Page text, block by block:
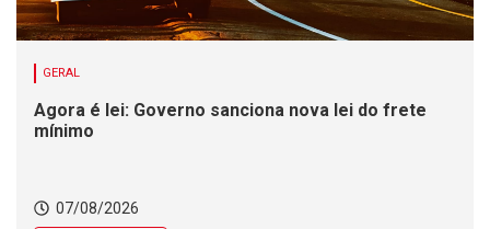
GERAL
Agora é lei: Governo sanciona nova lei do frete
mínimo
07/08/2026